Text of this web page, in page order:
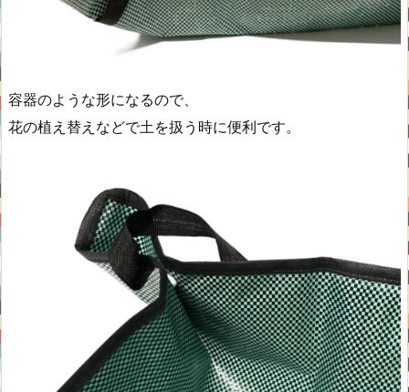
容器のような形になるので、
花の植え替えなどで土を扱う時に便利です。